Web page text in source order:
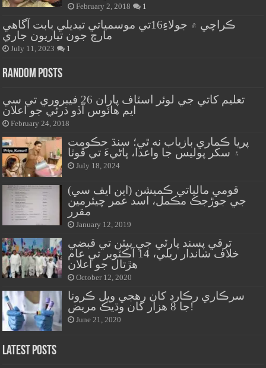
February 2, 2018 1
ڪراچي ۾ جولاءِ16تي موسمياتي تبديلي بابت آگاهي
مارچ جون تياريون جاري
July 11, 2023 1
Random Posts
تعليم کاتي جي لوئر اسٽاف پاران 26 فيبروري تي سي
ايم هائوس آڏو ڌرڻي جو اعلان
February 24, 2018
پريا ڪماري بازياب نه ٿي؛ سنڌ حڪومت
۽ سکر پوليس جا واعدا، پاڻيءَ تي ڦوٽا
July 18, 2024
قومي مالياتي ڪميشن (اين ايف سي)
جي جوڙجڪ مڪمل، اسد عمر چيئرمين
مقرر
January 12, 2019
ترقي پسند پارٽي جي ٻيٽن تي قبضي
خلاف شاندار ريلي، 14 آڪٽوبر تي عام
هڙتال جو اعلان
October 12, 2020
سرڪاري رڪارڊ کان رهجي ويل ڪرونا
جا 8 هزار کان وڌيڪ مريض!
June 21, 2020
Latest Posts